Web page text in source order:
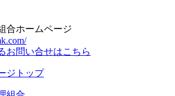
合ホームページ
お問い合せはこちら